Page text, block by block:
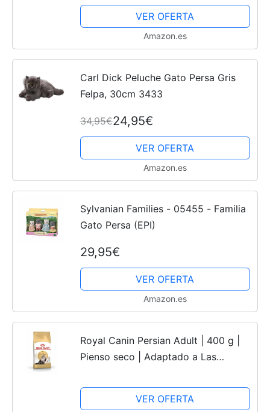
VER OFERTA
Amazon.es
Carl Dick Peluche Gato Persa Gris
Felpa, 30cm 3433
34,95€24,95€
VER OFERTA
Amazon.es
Sylvanian Families - 05455 - Familia
Gato Persa (EPI)
29,95€
VER OFERTA
Amazon.es
Royal Canin Persian Adult | 400 g |
Pienso seco | Adaptado a Las
Favorece la digestión y la Piel y el
Pelo
VER OFERTA